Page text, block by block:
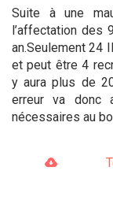
Suite à une
l’affectation des
an.Seulement 24
et peut être 4
y aura plus de
erreur va donc
nécessaires au